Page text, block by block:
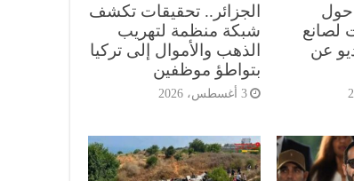
حول
لصانع
عن
الجزائر.. تحقيقات تكشف
شبكة منظمة لتهريب
الذهب والأموال إلى تركيا
بتواطؤ موظفين
3 أغسطس، 2026